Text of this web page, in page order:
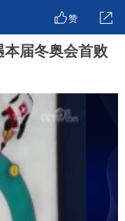
赞
届冬奥会首败